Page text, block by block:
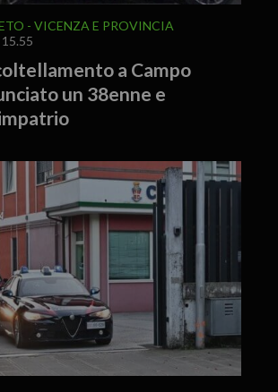
VICENZA E PROVINCIA
a Campo
un 38enne e